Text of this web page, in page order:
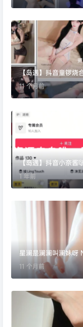
【岛遇】抖音童锣烧
11 个月前
【岛遇】抖音小奈酱
1 年前
星澜是澜澜叫澜妹呀
11 个月前